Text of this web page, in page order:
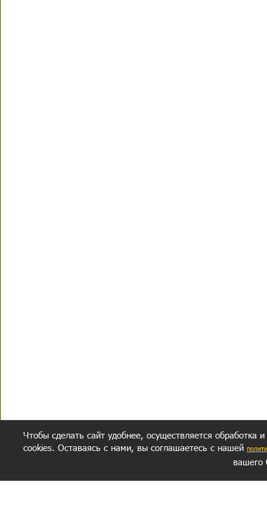
Чтобы сделать сайт удобнее, осуществляется обработка
cookies. Оставаясь с нами, вы соглашаетесь с нашей
вашего